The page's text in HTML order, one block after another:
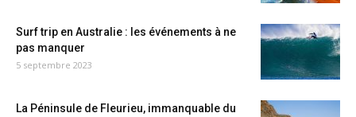
Surf trip en Australie : les événements à ne
pas manquer
5 septembre 2023
La Péninsule de Fleurieu, immanquable du